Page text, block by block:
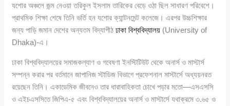
যশোর অঞ্চলে জন্ম নেওয়া তরিকুল ইসলাম তারিকের বেড়ে ওঠা ছিল সাধারণ পরিবেশে।
প্রাথমিক শিক্ষা শেষে তিনি ভর্তি হন যশোর ক্যান্টনমেন্ট কলেজে। এরপর উচ্চশিক্ষার
জন্য পাড়ি জমান দেশের অন্যতম বিদ্যাপীঠঢাকা বিশ্ববিদ্যালয় (University of
Dhaka)-এ।
ঢাকা বিশ্ববিদ্যালয়ের সমাজকল্যাণ ও গবেষণা ইনস্টিটিউট থেকে অনার্স ও মাস্টার্স
সম্পন্ন করার পর বর্তমানে জাপানিজ স্টাডিজ বিভাগে প্রফেশনাল মাস্টার্সে অধ্যয়নরত
রয়েছেন তিনি। একাডেমিক জীবনেও তার ধারাবাহিকতা চোখে পড়ার মতো—এসএসসি
ও এইচএসসিতে জিপিএ-৫ এবং বিশ্ববিদ্যালয়ের অনার্স ও মাস্টার্সে যথাক্রমে ৩.৬৫ ও